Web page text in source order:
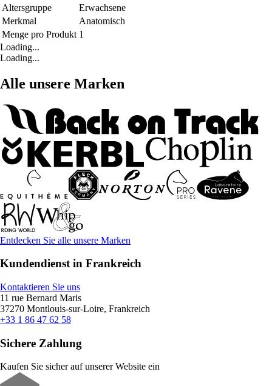
Altersgruppe
Erwachsene
Merkmal
Anatomisch
Menge pro Produkt 1
Loading...
Loading...
Alle unsere Marken
Entdecken Sie alle unsere Marken
Kundendienst in Frankreich
Kontaktieren Sie uns
11 rue Bernard Maris
37270 Montlouis-sur-Loire, Frankreich
+33 1 86 47 62 58
Sichere Zahlung
Kaufen Sie sicher auf unserer Website ein